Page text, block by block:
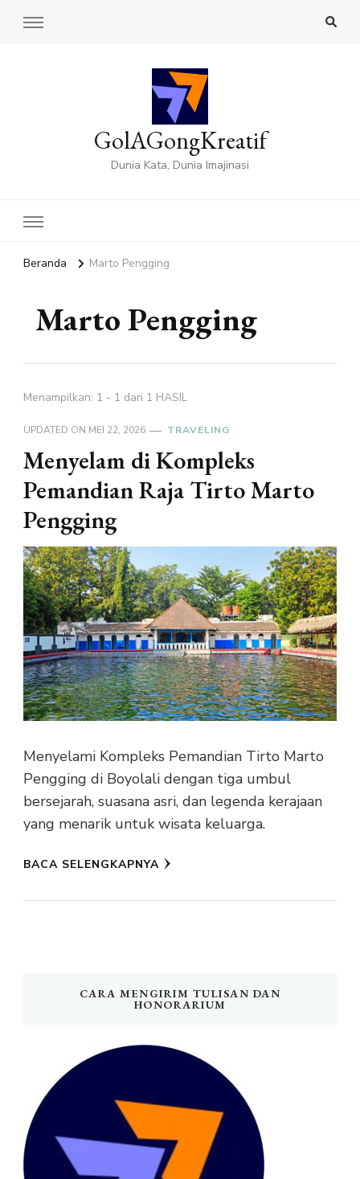
GolAGongKreatif
Dunia Kata, Dunia Imajinasi
Beranda Marto Pengging
Marto Pengging
Menampilkan: 1 - 1 dari 1 HASIL
UPDATED ON MEI 22, 2026 TRAVELING
Menyelam di Kompleks
Pemandian Raja Tirto Marto
Pengging
Menyelami Kompleks Pemandian Tirto Marto
Pengging di Boyolali dengan tiga umbul
bersejarah, suasana asri, dan legenda kerajaan
yang menarik untuk wisata keluarga.
BACA SELENGKAPNYA
CARA MENGIRIM TULISAN DAN
HONORARIUM